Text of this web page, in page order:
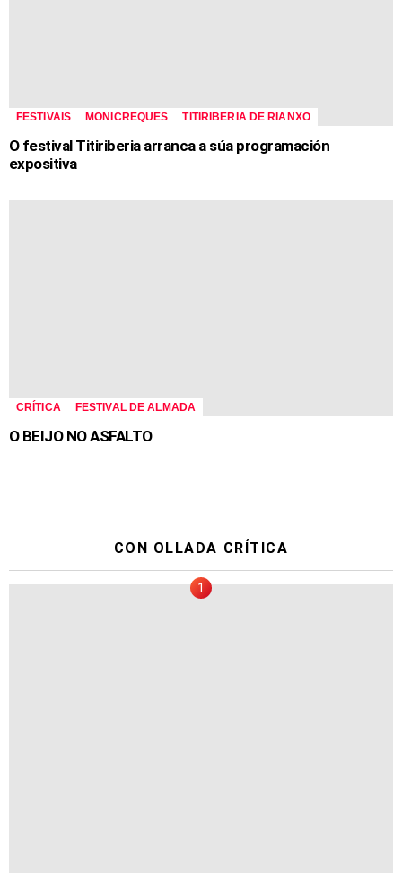
FESTIVAIS MONICREQUES TITIRIBERIA DE RIANXO
O festival Titiriberia arranca a súa programación
expositiva
CRÍTICA FESTIVAL DE ALMADA
O BEIJO NO ASFALTO
CON OLLADA CRÍTICA